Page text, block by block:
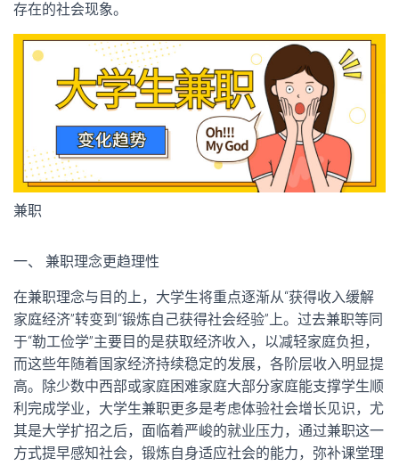
存在的社会现象。
兼职
一、 兼职理念更趋理性
在兼职理念与目的上，大学生将重点逐渐从“获得收入缓解
家庭经济”转变到“锻炼自己获得社会经验”上。过去兼职等同
于“勒工俭学”主要目的是获取经济收入，以减轻家庭负担，
而这些年随着国家经济持续稳定的发展，各阶层收入明显提
高。除少数中西部或家庭困难家庭大部分家庭能支撑学生顺
利完成学业，大学生兼职更多是考虑体验社会增长见识，尤
其是大学扩招之后，面临着严峻的就业压力，通过兼职这一
方式提早感知社会，锻炼自身适应社会的能力，弥补课堂理